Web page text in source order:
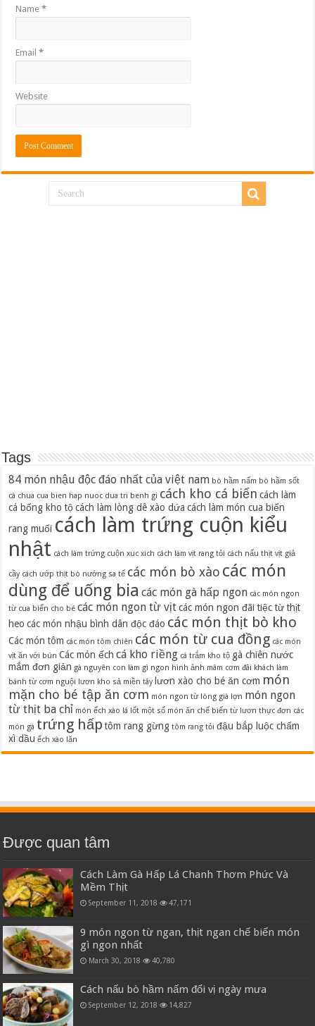
Name*
Email*
Website
Tags
84 món nhậu độc đáo nhất của việt nam bò hầm nấm bò hầm sốt
cà chua cua bien hap nuoc dua tri benh gi cách kho cá biển cách làm
cá bống kho tộ cách làm lòng dê xào dứa cách làm món cua biển
rang muối cách làm trứng cuộn kiểu
nhật cách làm trứng cuộn xuc xich cách làm vịt rang tỏi cách nấu thịt vịt giả
cầy cách ướp thịt bò nướng sa tế các món bò xào các món
dùng để uống bia các món gà hấp ngon các món ngon
từ cua biển cho bé các món ngon từ vịt các món ngon đãi tiệc từ thịt
heo các món nhậu bình dân độc đáo các món thịt bò kho
Các món tôm các món tôm chiên các món từ cua đồng các món
vịt ăn với bún Các món ếch cá kho riềng cá trắm kho tộ gà chiên nước
mắm đơn giản gà nguyên con làm gì ngon hình ảnh mâm cơm đãi khách làm
bánh từ cơm nguội lươn kho sả miền tây lươn xào cho bé ăn cơm món
mặn cho bé tập ăn cơm món ngon từ lòng già lợn món ngon
từ thịt ba chỉ món ếch xào lá lốt một số món ăn chế biến từ lươn thực đơn các
món gà trứng hấp tôm rang gừng tôm rang tỏi đậu bắp luộc chấm
xì dầu ếch xào lăn
Được quan tâm
Cách Làm Gà Hấp Lá Chanh Thơm Phức Và
Mềm Thịt
September 11, 2018 47,171
9 món ngon từ ngan, thịt ngan chế biến món
gì ngon nhất
March 30, 2018 40,780
Cách nấu bò hầm nấm đổi vị ngày mưa
September 12, 2018 14,827